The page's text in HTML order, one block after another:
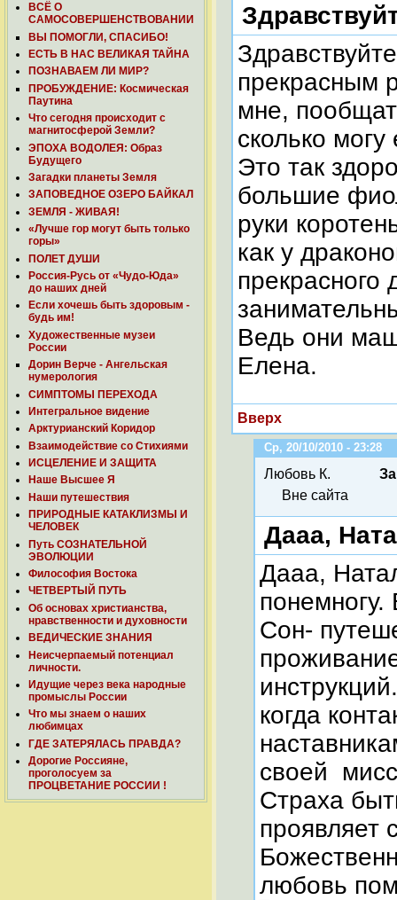
ВСЁ О
САМОСОВЕРШЕНСТВОВАНИИ
ВЫ ПОМОГЛИ, СПАСИБО!
ЕСТЬ В НАС ВЕЛИКАЯ ТАЙНА
ПОЗНАВАЕМ ЛИ МИР?
ПРОБУЖДЕНИЕ: Космическая
Паутина
Что сегодня происходит с
магнитосферой Земли?
ЭПОХА ВОДОЛЕЯ: Образ
Будущего
Загадки планеты Земля
ЗАПОВЕДНОЕ ОЗЕРО БАЙКАЛ
ЗЕМЛЯ - ЖИВАЯ!
«Лучше гор могут быть только
горы»
ПОЛЕТ ДУШИ
Россия-Русь от «Чудо-Юда»
до наших дней
Если хочешь быть здоровым -
будь им!
Художественные музеи
России
Дорин Верче - Ангельская
нумерология
СИМПТОМЫ ПЕРЕХОДА
Интегральное видение
Арктурианский Коридор
Взаимодействие со Стихиями
ИСЦЕЛЕНИЕ И ЗАЩИТА
Наше Высшее Я
Наши путешествия
ПРИРОДНЫЕ КАТАКЛИЗМЫ И
ЧЕЛОВЕК
Путь СОЗНАТЕЛЬНОЙ
ЭВОЛЮЦИИ
Философия Востока
ЧЕТВЕРТЫЙ ПУТЬ
Об основах христианства,
нравственности и духовности
ВЕДИЧЕСКИЕ ЗНАНИЯ
Неисчерпаемый потенциал
личности.
Идущие через века народные
промыслы России
Что мы знаем о наших
любимцах
ГДЕ ЗАТЕРЯЛАСЬ ПРАВДА?
Дорогие Россияне,
проголосуем за
ПРОЦВЕТАНИЕ РОССИИ !
прекрасным
мне,
сколько
Это так
большие
руки
как у
прекрасного
Ведь они
Елена.
Вверх
Ср, 20/10/2010 - 23:28
Любовь К.
Вне сайта
Дааа,
Дааа,
понемногу.
Сон-
когда
своей
Страха
проявляет
любовь